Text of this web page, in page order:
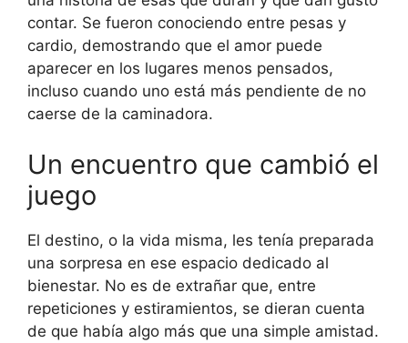
contar. Se fueron conociendo entre pesas y
cardio, demostrando que el amor puede
aparecer en los lugares menos pensados,
incluso cuando uno está más pendiente de no
caerse de la caminadora.
Un encuentro que cambió el
juego
El destino, o la vida misma, les tenía preparada
una sorpresa en ese espacio dedicado al
bienestar. No es de extrañar que, entre
repeticiones y estiramientos, se dieran cuenta
de que había algo más que una simple amistad.